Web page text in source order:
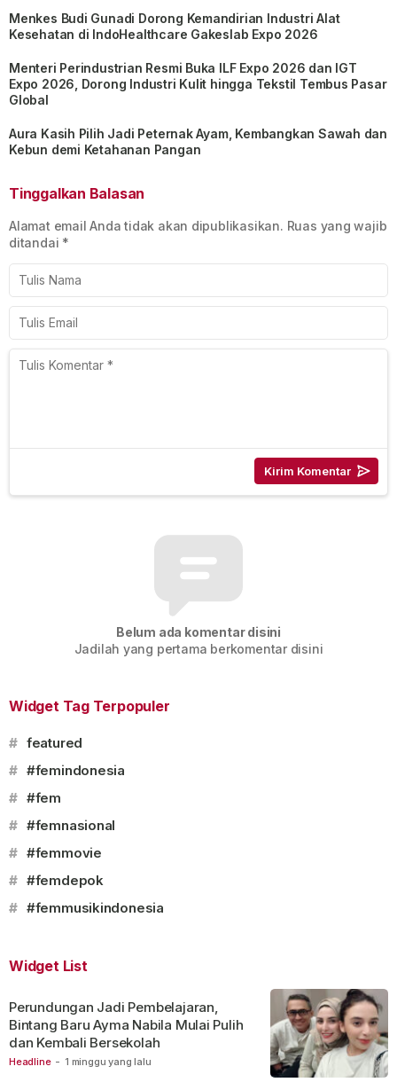
Menkes Budi Gunadi Dorong Kemandirian Industri Alat
Kesehatan di IndoHealthcare Gakeslab Expo 2026
Menteri Perindustrian Resmi Buka ILF Expo 2026 dan IGT
Expo 2026, Dorong Industri Kulit hingga Tekstil Tembus Pasar
Global
Aura Kasih Pilih Jadi Peternak Ayam, Kembangkan Sawah dan
Kebun demi Ketahanan Pangan
Tinggalkan Balasan
Alamat email Anda tidak akan dipublikasikan. Ruas yang wajib
ditandai *
Belum ada komentar disini
Jadilah yang pertama berkomentar disini
Widget Tag Terpopuler
# featured
# #femindonesia
# #fem
# #femnasional
# #femmovie
# #femdepok
# #femmusikindonesia
Widget List
Headline - 1 minggu yang lalu
Perundungan Jadi Pembelajaran,
Bintang Baru Ayma Nabila Mulai Pulih
dan Kembali Bersekolah